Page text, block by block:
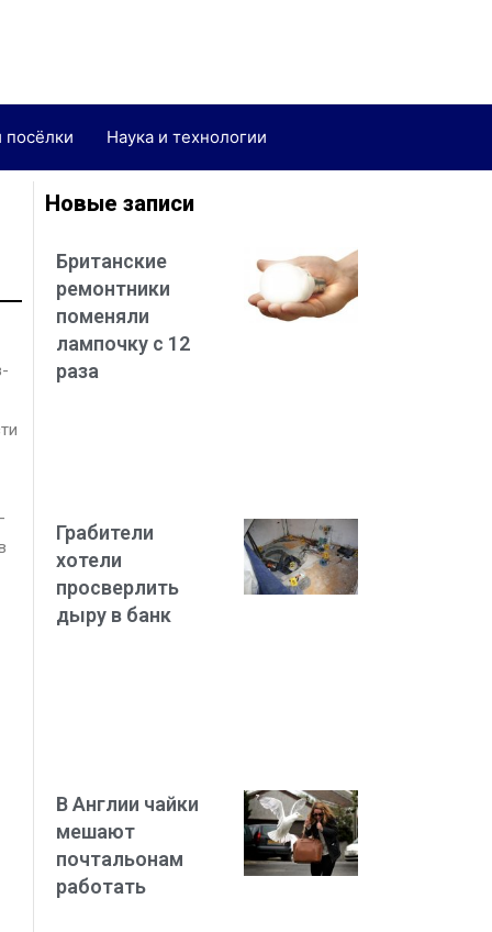
посёлки Наука и технологии
Новые записи
Британские
ремонтники
поменяли
лампочку с 12
раза
Грабители
хотели
просверлить
дыру в банк
В Англии чайки
мешают
почтальонам
работать